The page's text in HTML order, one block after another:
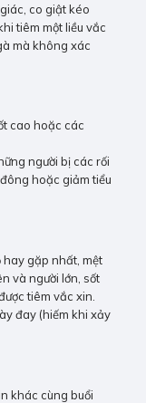
co giật kéo
tiêm một liều vắc
mà không xác
cao hoặc các
người bị các rối
hoặc giảm tiểu
gặp nhất, mệt
và người lớn, sốt
tiêm vắc xin.
đay (hiếm khi xảy
khác cùng buổi